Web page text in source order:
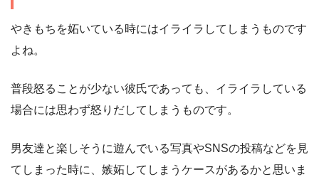
やきもちを妬いている時にはイライラしてしまうものです
よね。
普段怒ることが少ない彼氏であっても、イライラしている
場合には思わず怒りだしてしまうものです。
男友達と楽しそうに遊んでいる写真やSNSの投稿などを見
てしまった時に、嫉妬してしまうケースがあるかと思いま